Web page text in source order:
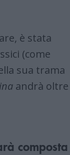
è stata
(come
sua trama
andrà oltre
composta